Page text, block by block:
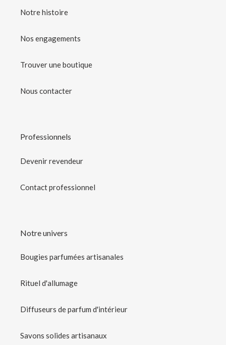
durer plus de 8 semaines.
Notre histoire
Nos engagements
Trouver une boutique
Nous contacter
Professionnels
Devenir revendeur
Contact professionnel
Notre univers
Bougies parfumées artisanales
Rituel d'allumage
Diffuseurs de parfum d'intérieur
Savons solides artisanaux